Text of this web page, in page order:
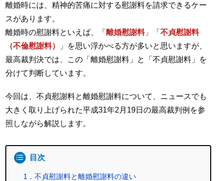
離婚時には、精神的苦痛に対する慰謝料を請求できるケー
スがあります。
離婚時の慰謝料といえば、「離婚慰謝料」「不貞慰謝料
（不倫慰謝料）
」を思い浮かべる方が多いと思いますが、
最高裁判決では、この「離婚慰謝料」と「不貞慰謝料」を
分けて判断しています。
今回は、不貞慰謝料と離婚慰謝料について、ニュースでも
大きく取り上げられた平成31年2月19日の最高裁判例を参
照しながら解説します。
目次
1．不貞慰謝料と離婚慰謝料の違い